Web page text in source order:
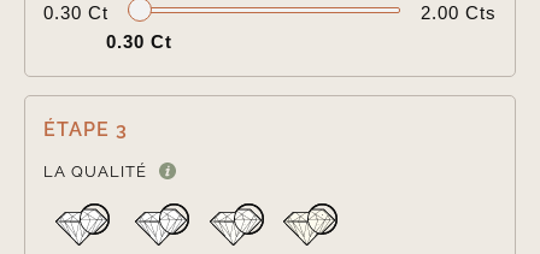
0.30 Ct
2.00 Cts
0.30 Ct
ÉTAPE 3
LA QUALITÉ